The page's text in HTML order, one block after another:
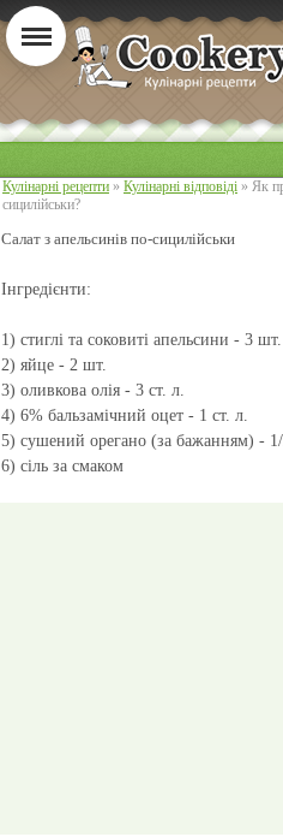
Кулінарні рецепти » Кулінарні відповіді » Як
сицилійськи?
Салат з апельсинів по-сицилійськи
Інгредієнти:
1) стиглі та соковиті апельсини - 3 шт.
2) яйце - 2 шт.
3) оливкова олія - 3 ст. л.
4) 6% бальзамічний оцет - 1 ст. л.
5) сушений орегано (за бажанням) - 1/
6) сіль за смаком